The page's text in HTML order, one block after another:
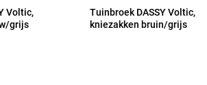
Voltic,
grijs
Tuinbroek DASSY Voltic,
kniezakken bruin/grijs